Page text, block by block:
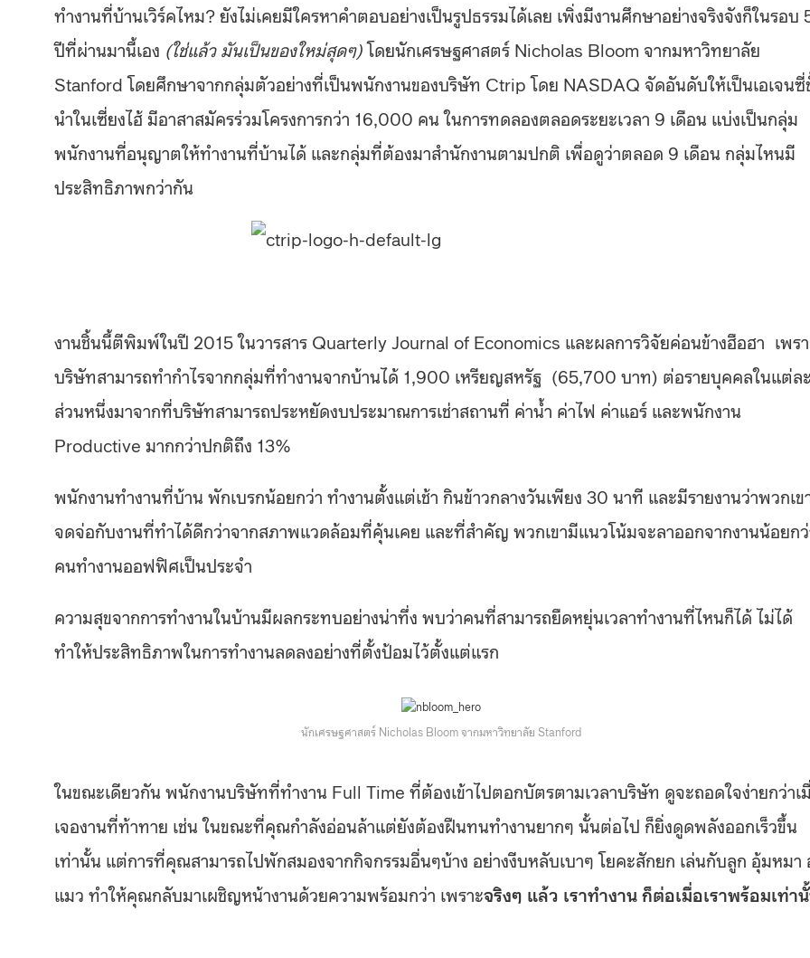
ทำงานที่บ้านเวิร์คไหม? ยังไม่เคยมีใครหาคำตอบอย่างเป็นรูปธรรมได้เลย เพิ่งมีงานศึกษาอย่างจริงจังก็ในรอบ
ปีที่ผ่านมานี้เอง (ใช่แล้ว มันเป็นของใหม่สุดๆ)โดยนักเศรษฐศาสตร์ Nicholas Bloom จากมหาวิทยาลัย
Stanford โดยศึกษาจากกลุ่มตัวอย่างที่เป็นพนักงานของบริษัท Ctrip โดย NASDAQ จัดอันดับให้เป็นเอเจนซี่
นำในเซี่ยงไฮ้ มีอาสาสมัครร่วมโครงการกว่า 16,000 คน ในการทดลองตลอดระยะเวลา 9 เดือน แบ่งเป็นกลุ่ม
พนักงานที่อนุญาตให้ทำงานที่บ้านได้ และกลุ่มที่ต้องมาสำนักงานตามปกติ เพื่อดูว่าตลอด 9 เดือน กลุ่มไหนมี
ประสิทธิภาพกว่ากัน
งานชิ้นนี้ตีพิมพ์ในปี 2015 ในวารสาร Quarterly Journal of Economics และผลการวิจัยค่อนข้างฮือฮา เพร
บริษัทสามารถทำกำไรจากกลุ่มที่ทำงานจากบ้านได้ 1,900 เหรียญสหรัฐ (65,700 บาท) ต่อรายบุคคลในแต่ล
ส่วนหนึ่งมาจากที่บริษัทสามารถประหยัดงบประมาณการเช่าสถานที่ ค่าน้ำ ค่าไฟ ค่าแอร์ และพนักงาน
Productive มากกว่าปกติถึง 13%
พนักงานทำงานที่บ้าน พักเบรกน้อยกว่า ทำงานตั้งแต่เช้า กินข้าวกลางวันเพียง 30 นาที และมีรายงานว่าพวกเข
จดจ่อกับงานที่ทำได้ดีกว่าจากสภาพแวดล้อมที่คุ้นเคย และที่สำคัญ พวกเขามีแนวโน้มจะลาออกจากงานน้อยก
คนทำงานออฟฟิศเป็นประจำ
ความสุขจากการทำงานในบ้านมีผลกระทบอย่างน่าทึ่ง พบว่าคนที่สามารถยืดหยุ่นเวลาทำงานที่ไหนก็ได้ ไม่ได้
ทำให้ประสิทธิภาพในการทำงานลดลงอย่างที่ตั้งป้อมไว้ตั้งแต่แรก
นักเศรษฐศาสตร์ Nicholas Bloom จากมหาวิทยาลัย Stanford
ในขณะเดียวกัน พนักงานบริษัทที่ทำงาน Full Time ที่ต้องเข้าไปตอกบัตรตามเวลาบริษัท ดูจะถอดใจง่ายกว่าเ
เจองานที่ท้าทาย เช่น ในขณะที่คุณกำลังอ่อนล้าแต่ยังต้องฝืนทนทำงานยากๆ นั้นต่อไป ก็ยิ่งดูดพลังออกเร็วขึ้น
เท่านั้น แต่การที่คุณสามารถไปพักสมองจากกิจกรรมอื่นๆบ้าง อย่างงีบหลับเบาๆ โยคะสักยก เล่นกับลูก อุ้มหมา
แมว ทำให้คุณกลับมาเผชิญหน้างานด้วยความพร้อมกว่า เพราะจริงๆ แล้ว เราทำงาน ก็ต่อเมื่อเราพร้อมเท่า